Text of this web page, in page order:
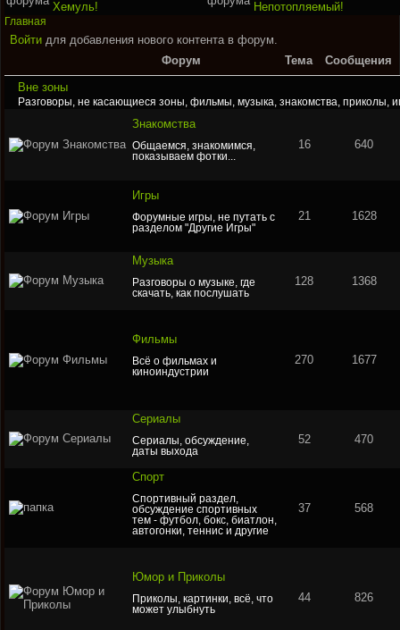
Хемуль!
Непотопляемый!
Главная
Войти для добавления нового контента в форум.
Форум
Тема
Сообщения
Вне зоны
Разговоры, не касающиеся зоны, фильмы, музыка, знакомства, приколы,
Знакомства
Общаемся, знакомимся,
показываем фотки...
16 640
Игры
Форумные игры, не путать с
разделом "Другие Игры"
21 1628
Музыка
Разговоры о музыке, где
скачать, как послушать
128 1368
Фильмы
Всё о фильмах и
киноиндустрии
270 1677
Сериалы
Сериалы, обсуждение,
даты выхода
52 470
Спорт
Спортивный раздел,
обсуждение спортивных
тем - футбол, бокс, биатлон,
автогонки, теннис и другие
37 568
Юмор и Приколы
Приколы, картинки, всё, что
может улыбнуть
44 826